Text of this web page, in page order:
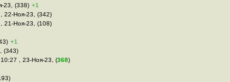
23, (338) +1
22-Ноя-23, (342)
21-Ноя-23, (108)
+1
(343)
, 23-Ноя-23, (368)